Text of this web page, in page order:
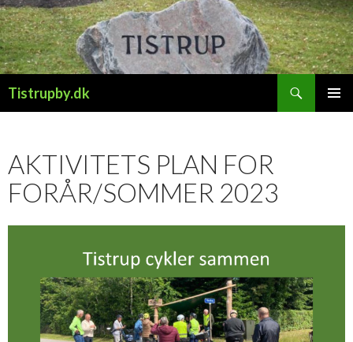
Tistrupby.dk
AKTIVITETS PLAN FOR
FORÅR/SOMMER 2023